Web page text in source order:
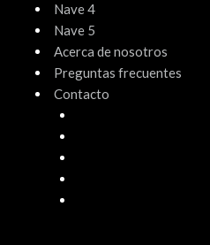
Nave 4
Nave 5
Acerca de nosotros
Preguntas frecuentes
Contacto